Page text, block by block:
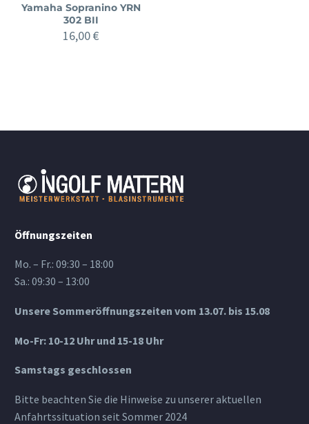
Yamaha Sopranino YRN
302 BII
16,00€
Öffnungszeiten
Mo. – Fr.: 09:30 – 18:00
Sa.: 09:30 – 13:00
Unsere Sommeröffnungszeiten vom 13.07. bis 15.08
Mo-Fr: 10-12 Uhr und 15-18 Uhr
Samstags geschlossen
Bitte beachten Sie die Hinweise zu unserer aktuellen
Anfahrtssituation seit Sommer 2024